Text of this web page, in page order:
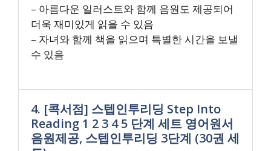
– 아름다운 일러스트와 함께 음원도 제공되어
더욱 재미있게 읽을 수 있음
– 자녀와 함께 책을 읽으며 특별한 시간을 보낼
수 있음
4. [콕서점] 스텝인투리딩 Step Into
Reading 1 2 3 4 5 단계 세트 영어원서
음원제공, 스텝인투리딩 3단계 (30권 세